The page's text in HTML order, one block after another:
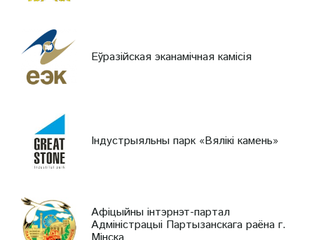
Еўразійская эканамічная камісія
Індустрыяльны парк «Вялікі камень»
Афіцыйны інтэрнэт-партал
Адміністрацыі Партызанскага раёна г.